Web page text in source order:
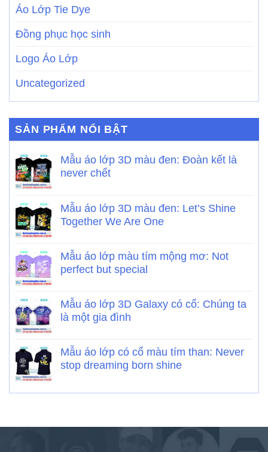
Áo Lớp Tie Dye
Đồng phục học sinh
Logo Áo Lớp
Uncategorized
SẢN PHẨM NỔI BẬT
Mẫu áo lớp 3D màu đen: Đoàn kết là
never chết
Mẫu áo lớp 3D màu đen: Let’s Shine
Together We Are One
Mẫu áo lớp màu tím mộng mơ: Not
perfect but special
Mẫu áo lớp 3D Galaxy có cổ: Chúng ta
là một gia đình
Mẫu áo lớp có cổ màu tím than: Never
stop dreaming born shine